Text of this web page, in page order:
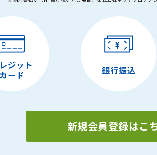
新規会員登録はこ